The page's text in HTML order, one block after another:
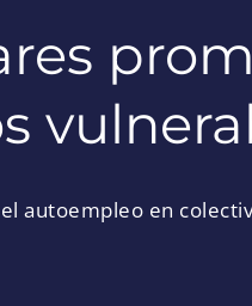
autoempleo en